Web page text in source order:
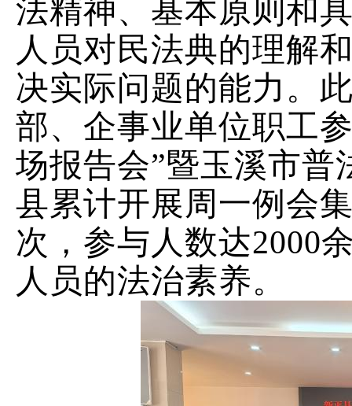
法精神、基本原则和
人员对民法典的理解
决实际问题的能力。
部、企事业单位职工
场报告会”暨玉溪市普
县累计开展周一例会
次，参与人数达2000
人员的法治素养。